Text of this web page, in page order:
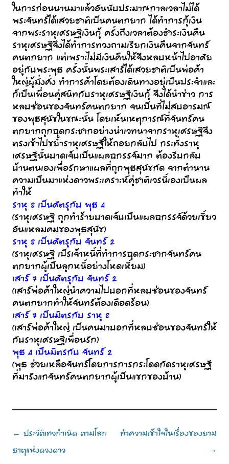
ในการก่อนนานมาแล้วอันนับประมาณกาลเวลาไม่ได้
พระจันทร์ได้เสวยชาติเป็นคนตกยาก ได้ทำการกู้เงิน
จากพระราหูเศรษฐีเงินกู้ ครั้งถึงเวลาต้องชำระเงินคืน
ราหูเศรษฐีจึงได้ทำการทวงถามเรียกเงินคืนจากจันทร์
คนตกยาก แต่เพราะไม่มีเงินคืนให้จึงหลบหน้าไปอาศัย
อยู่กับพระพุธ ครั้งนั้นพระเสาร์ได้เสวยชาติเป็นพ่อค้า
ใหญ่ผู้มั่งคั่ง ทำการค้าโดยต้องเดินทางอยู่เป็นประจำและ
ก็เป็นเพื่อนคู่สนิทกับราหูเศรษฐีเงินกู้ จึงได้นำข่าว การ
หลบซ่อนของจันทร์คนตกยาก จนเป็นที่ไม่สบอารมณ์
ของพุธสุนัขในขณะนั้น โดยเห็นเหตุการณ์ที่จันทร์คน
ตกยากถูกฉุดกระชากอย่างน่าเวทนาจากราหูเศรษฐีจึง
ตรงเข้าไปขย้ำราหูเศรษฐีให้ถอยกลับไป กระทั่งราหู
เศรษฐีนั้นบาดเจ็บเป็นแผลฉกรรจ์มาก ต้องรีบกลับ
บ้านตนเองเพื่อรักษาแผลที่ถูกพุธสุนัขกัด จากตำนาน
ความเป็นมาแห่งดาวพระเคราะห์คู่ชาติเวรนี้เองเป็นผล
ทำให้
ราหู 8 เป็นศัตรูกับ พุธ 4
(ราหูเศรษฐี ถูกทำร้ายบาดเจ็บเป็นแผลฉกรรจ์ด้วยเขี้ยว
อันแหลมคมของพุธสุนัข)
ราหู 8 เป็นศัตรูกับ จันทร์ 2
(ราหูเศรษฐี เป็รเจ้าหนี้ที่ทำการฉุดกระชากจันทร์คน
ตกยากผู้เป็นลูกหนี้อย่างโหดเหี้ยม)
เสาร์ 7 เป็นศัตรูกับ จันทร์ 2
(เสาร์พ่อค้าใหญ่นำความไปบอกที่หลบซ่อนของจันทร์
คนตกยากทำให้จันทร์ต้องเดือดร้อน)
เสาร์ 7 เป็นมิตรกับ ราหู 8
(เสาร์พ่อค้าใหญ่ เป็นคนมาบอกที่หลบซ่อนของจันทร์ให้
กับราหูเศรษฐีเพื่อนรัก)
พุธ 4 เป็นมิตรกับ จันทร์ 2
(พุธ ช่วยเหลือจันทร์โดยการการกระโดดกัดราหูเศรษฐี
ที่มารังแกจันทร์คนตกยากผู้เป็นแขกของบ้าน)
Post
navigation
← ประวัติเทวกำเนิด ตามโลก
ธาตุแห่งดวงดาว
ทำความเข้าใจในเรื่องของยาม
→